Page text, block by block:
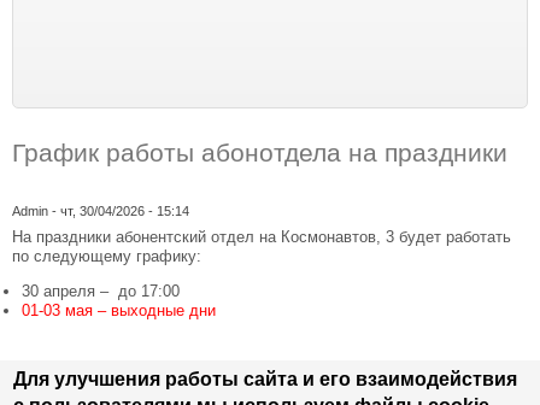
График работы абонотдела на праздники
Admin - чт, 30/04/2026 - 15:14
На праздники абонентский отдел на Космонавтов, 3 будет работать
по следующему графику:
30 апреля – до 17:00
01-03 мая – выходные дни
Для улучшения работы сайта и его взаимодействия